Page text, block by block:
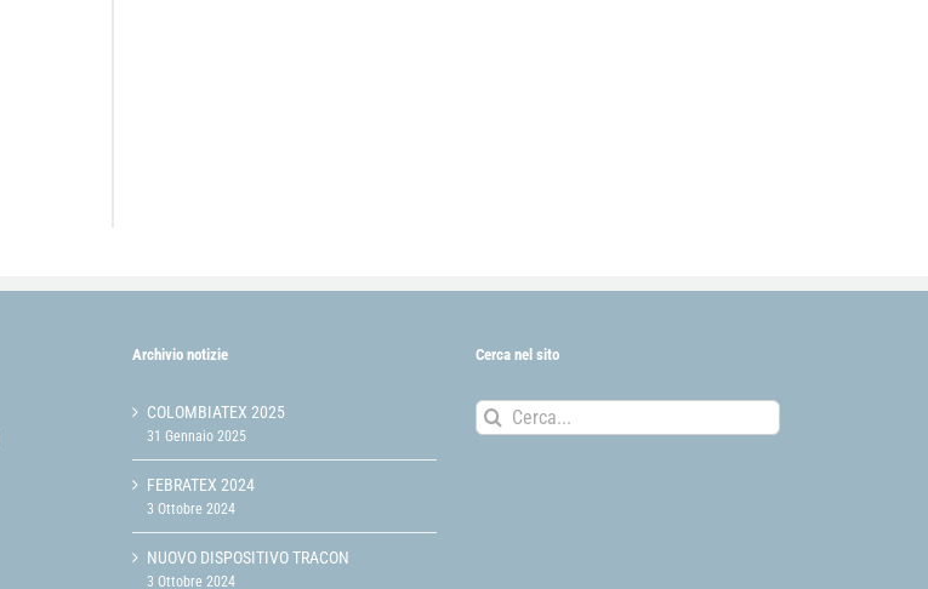
Archivio notizie
COLOMBIATEX 2025
31 Gennaio 2025
FEBRATEX 2024
3 Ottobre 2024
NUOVO DISPOSITIVO TRACON
3 Ottobre 2024
Cerca nel sito
Cerca
per: